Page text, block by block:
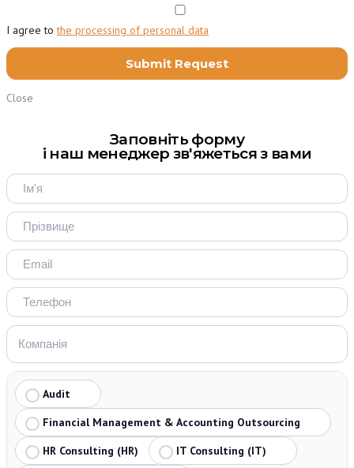
I agree tothe processing of personal data
Close
Заповніть форму
і наш менеджер зв'яжеться з вами
Audit
Financial Management & Accounting Outsourcing
HR Consulting (HR)
IT Consulting (IT)